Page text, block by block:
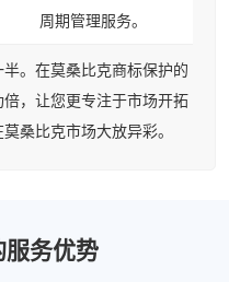
周期管理服务。
。在莫桑比克商标保护的
，让您更专注于市场开拓
桑比克市场大放异彩。
服务优势